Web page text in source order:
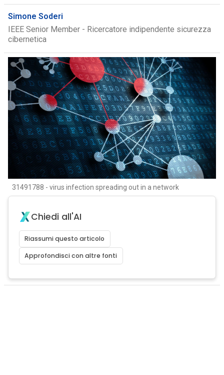
Simone Soderi
IEEE Senior Member - Ricercatore indipendente sicurezza
cibernetica
31491788 - virus infection spreading out in a network
Chiedi all'AI
Riassumi questo articolo
Approfondisci con altre fonti